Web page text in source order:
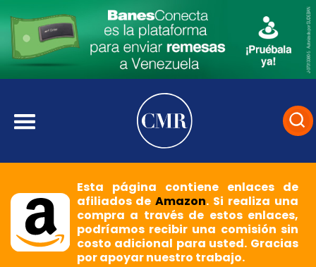
Esta página contiene enlaces de
afiliados deAmazon. Si realiza una
compra a través de estos enlaces,
podríamos recibir una comisión sin
costo adicional para usted. Gracias
por apoyar nuestro trabajo.